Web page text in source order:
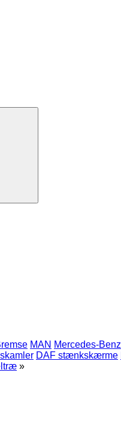
MAN Mercedes-Benz
DAF stænkskærme
»